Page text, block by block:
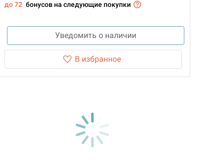
до 72 бонусов на следующие покупки
Уведомить о наличии
В избранное